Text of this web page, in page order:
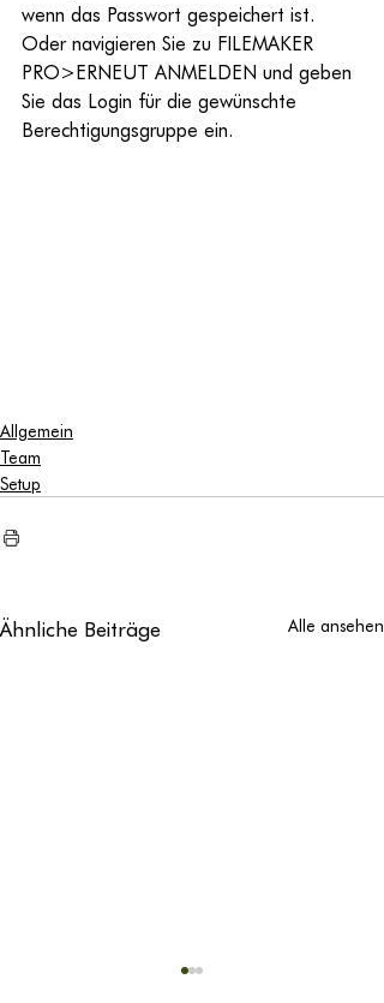
wenn das Passwort gespeichert ist.
Oder navigieren Sie zu FILEMAKER
PRO>ERNEUT ANMELDEN und geben
Sie das Login für die gewünschte
Berechtigungsgruppe ein.
Allgemein
Team
Setup
Ähnliche Beiträge Alle ansehen